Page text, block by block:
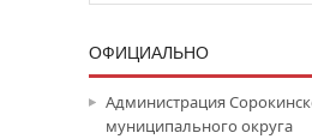
ОФИЦИАЛЬНО
Администрация
муниципального округа